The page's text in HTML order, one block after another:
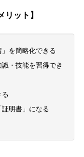
リット】
」を簡略化できる
・技能を習得でき
る
証明書」になる